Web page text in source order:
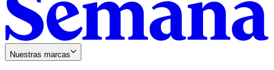
Nuestras marcas